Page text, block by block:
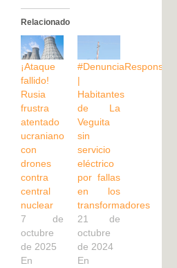
Relacionado
¡Ataque
fallido!
Rusia
frustra
atentado
ucraniano
con
drones
contra
central
nuclear
7 de
octubre
de 2025
En
#DenunciaResponsable
|
Habitantes
de La
Veguita
sin
servicio
eléctrico
por fallas
en los
transformadores
21 de
octubre
de 2024
En